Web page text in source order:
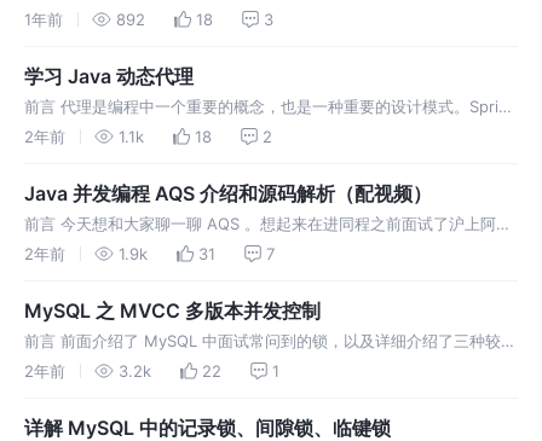
团队提供的。例如我们日常的需求中，有些接口依赖风控团队提供，但
他们有自己的
1年前 892 18 3
学习 Java 动态代理
前言 代理是编程中一个重要的概念，也是一种重要的设计模式。Spring
框架中大量的使用了代理，比如 Spring事务管理就是通过代理对象实现
2年前 1.1k 18 2
Java 并发编程 AQS 介绍和源码解析（配视频）
前言 今天想和大家聊一聊 AQS 。想起来在进同程之前面试了沪上阿姨
（我没想到做饮品的竟然也有自己的研发团队，那时正好年底十二月份
试。聊完
2年前 1.9k 31 7
MySQL 之 MVCC 多版本并发控制
前言 前面介绍了 MySQL 中面试常问到的锁，以及详细介绍了三种较为
重要的行级别锁（间隙锁、记录锁、临键锁）。今天我们来介绍
2年前 3.2k 22 1
详解 MySQL 中的记录锁、间隙锁、临键锁